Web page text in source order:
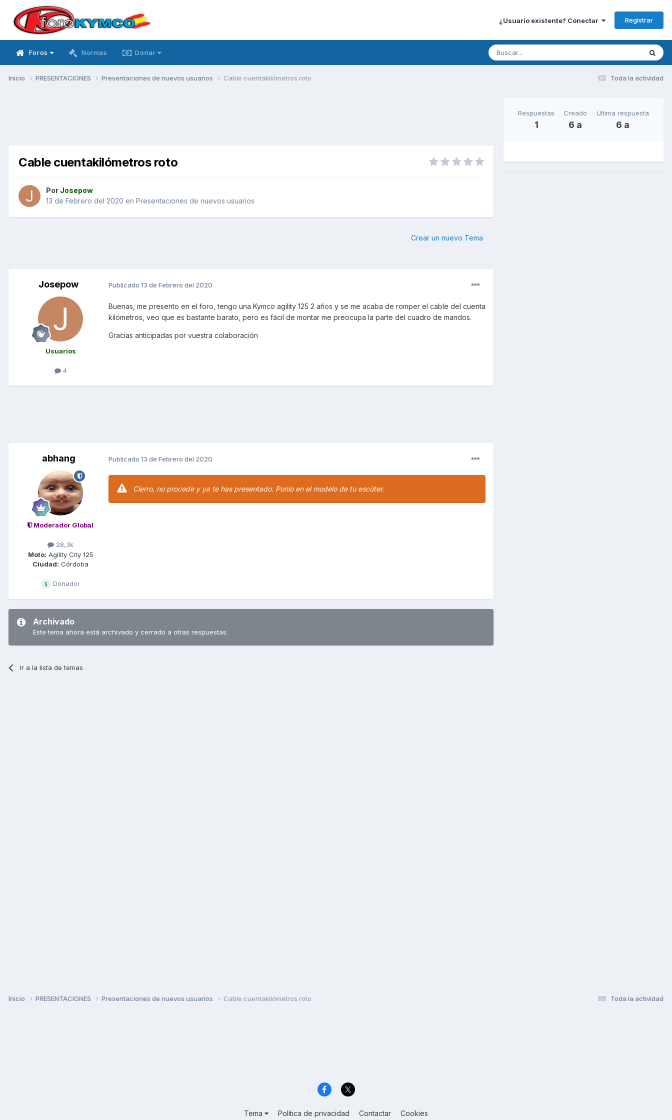
¿Usuario existente? Conectar Registrar
Foros Normas Donar
Toda la actividad
Inicio PRESENTACIONES Presentaciones de nuevos usuarios Cable cuentakilómetros roto
Cable cuentakilómetros roto
Por Josepow
13 de Febrero del 2020 en Presentaciones de nuevos usuarios
Crear un nuevo Tema
Josepow
Usuarios
4
Publicado 13 de Febrero del 2020
Buenas, me presento en el foro, tengo una Kymco agility 125 2 años y se me acaba de romper el cable del cuenta
kilómetros, veo que es bastante barato, pero es fácil de montar me preocupa la parte del cuadro de mandos.
Gracias anticipadas por vuestra colaboración
abhang
Moderador Global
28,3k
Moto: Agility City 125
Ciudad: Córdoba
Donador
Publicado 13 de Febrero del 2020
Cierro, no procede y ya te has presentado. Ponlo en el modelo de tu escúter.
Archivado
Este tema ahora está archivado y cerrado a otras respuestas.
Ir a la lista de temas
Respuestas
1
Creado
6 a
Última respuesta
6 a
Toda la actividad
Inicio PRESENTACIONES Presentaciones de nuevos usuarios Cable cuentakilómetros roto
Tema Política de privacidad Contactar Cookies